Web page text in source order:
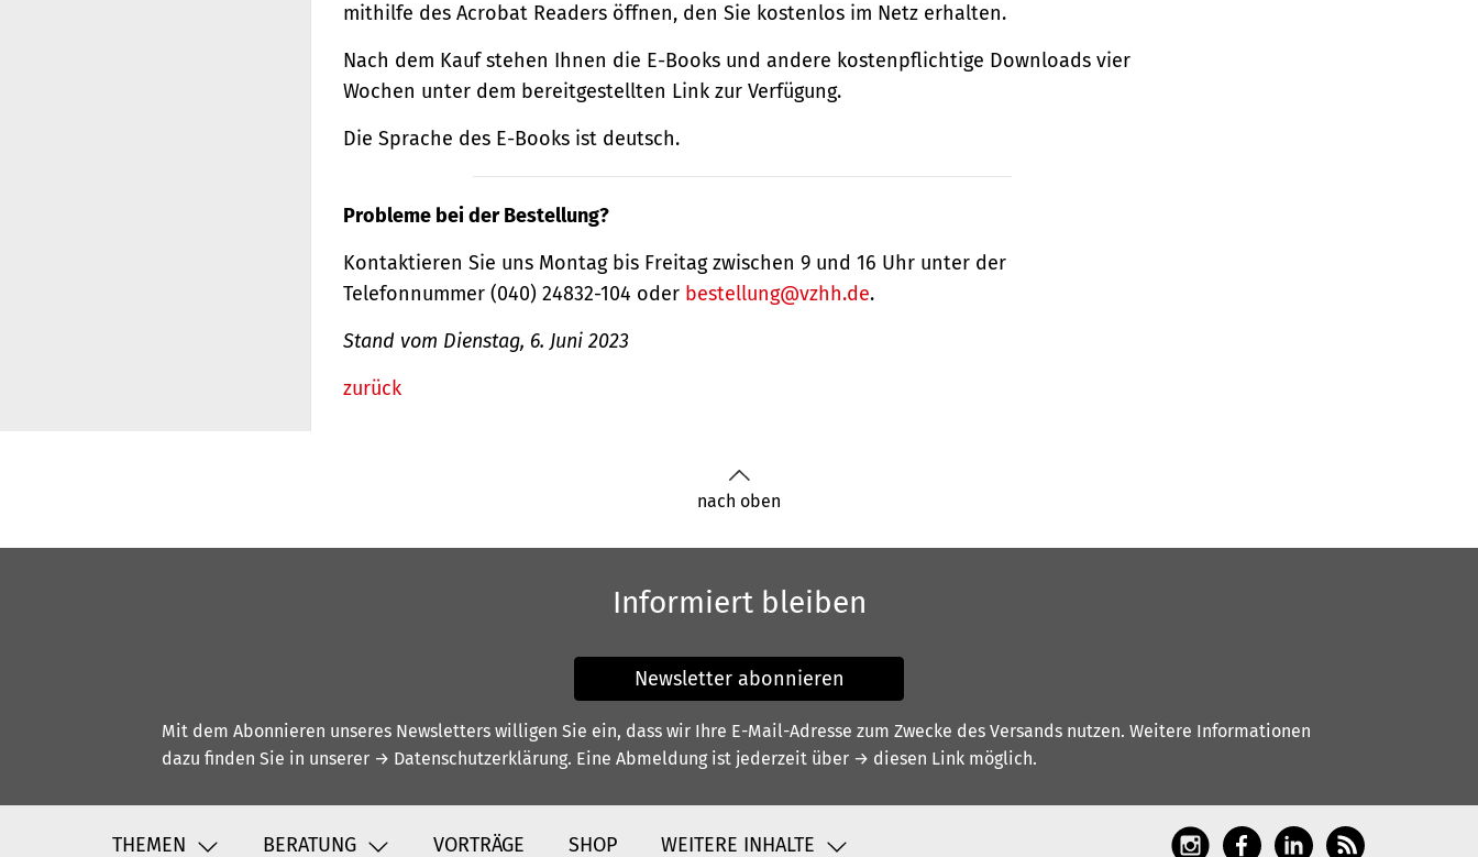
mithilfe des Acrobat Readers öffnen, den Sie kostenlos im Netz erhalten.
Nach dem Kauf stehen Ihnen die E-Books und andere kostenpflichtige Downloads vier
Wochen unter dem bereitgestellten Link zur Verfügung.
Die Sprache des E-Books ist deutsch.
Probleme bei der Bestellung?
Kontaktieren Sie uns Montag bis Freitag zwischen 9 und 16 Uhr unter der
Telefonnummer (040) 24832-104 oder bestellung@vzhh.de.
Stand vom Dienstag, 6. Juni 2023
zurück
nach oben
Informiert bleiben
Newsletter abonnieren
Mit dem Abonnieren unseres Newsletters willigen Sie ein, dass wir Ihre E-Mail-Adresse zum Zwecke des Versands nutzen. Weitere Informationen
dazu finden Sie in unserer → Datenschutzerklärung. Eine Abmeldung ist jederzeit über → diesen Link möglich.
THEMEN BERATUNG VORTRÄGE SHOP WEITERE INHALTE